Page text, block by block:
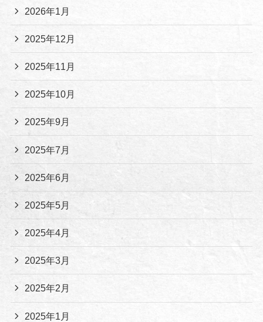
2026年1月
2025年12月
2025年11月
2025年10月
2025年9月
2025年7月
2025年6月
2025年5月
2025年4月
2025年3月
2025年2月
2025年1月